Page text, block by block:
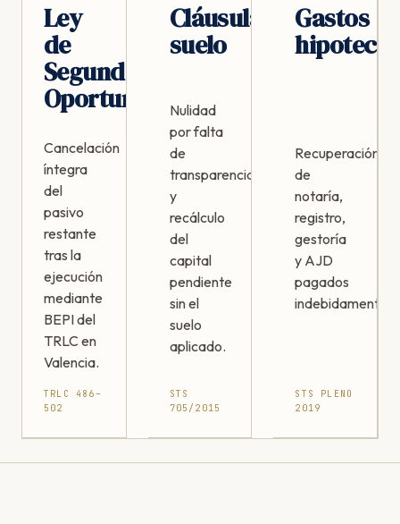
Ley
de
Segunda
Oportunidad
Cancelación
íntegra
del
pasivo
restante
tras la
ejecución
mediante
BEPI del
TRLC en
Valencia.
TRLC 486–
502
Cláusula
suelo
Nulidad
por falta
de
transparencia
y
recálculo
del
capital
pendiente
sin el
suelo
aplicado.
STS
705/2015
Gastos
Recuperación
de
notaría,
registro,
gestoría
y AJD
pagados
indebidamente.
STS PLENO
2019